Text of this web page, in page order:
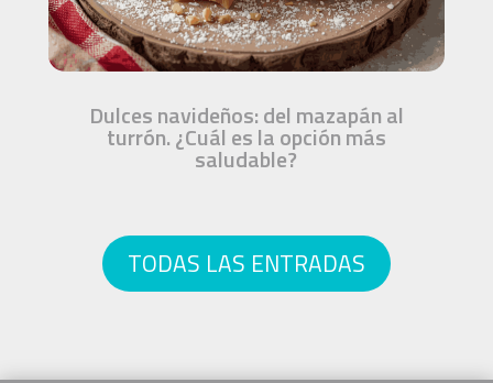
Dulces navideños: del mazapán al
turrón. ¿Cuál es la opción más
saludable?
TODAS LAS ENTRADAS